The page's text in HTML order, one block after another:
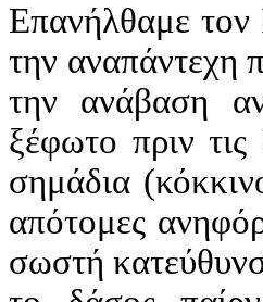
Επανήλθαμε
την αναπάντεχη
την ανάβαση
ξέφωτο πριν
σημάδια
απότομες
σωστή